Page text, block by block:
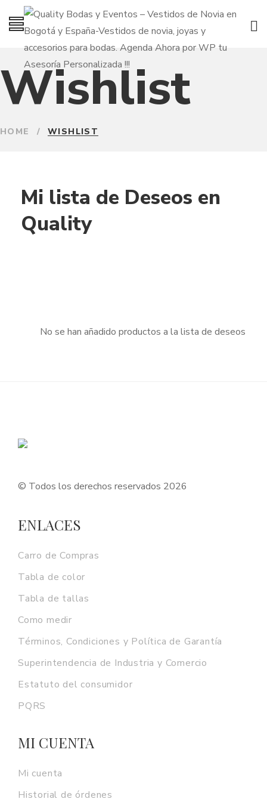
Wishlist
HOME / WISHLIST
Mi lista de Deseos en
Quality
No se han añadido productos a la lista de deseos
© Todos los derechos reservados 2026
ENLACES
Carro de Compras
Tabla de color
Tabla de tallas
Como medir
Términos, Condiciones y Política de Garantía
Superintendencia de Industria y Comercio
Estatuto del consumidor
PQRS
MI CUENTA
Mi cuenta
Historial de órdenes